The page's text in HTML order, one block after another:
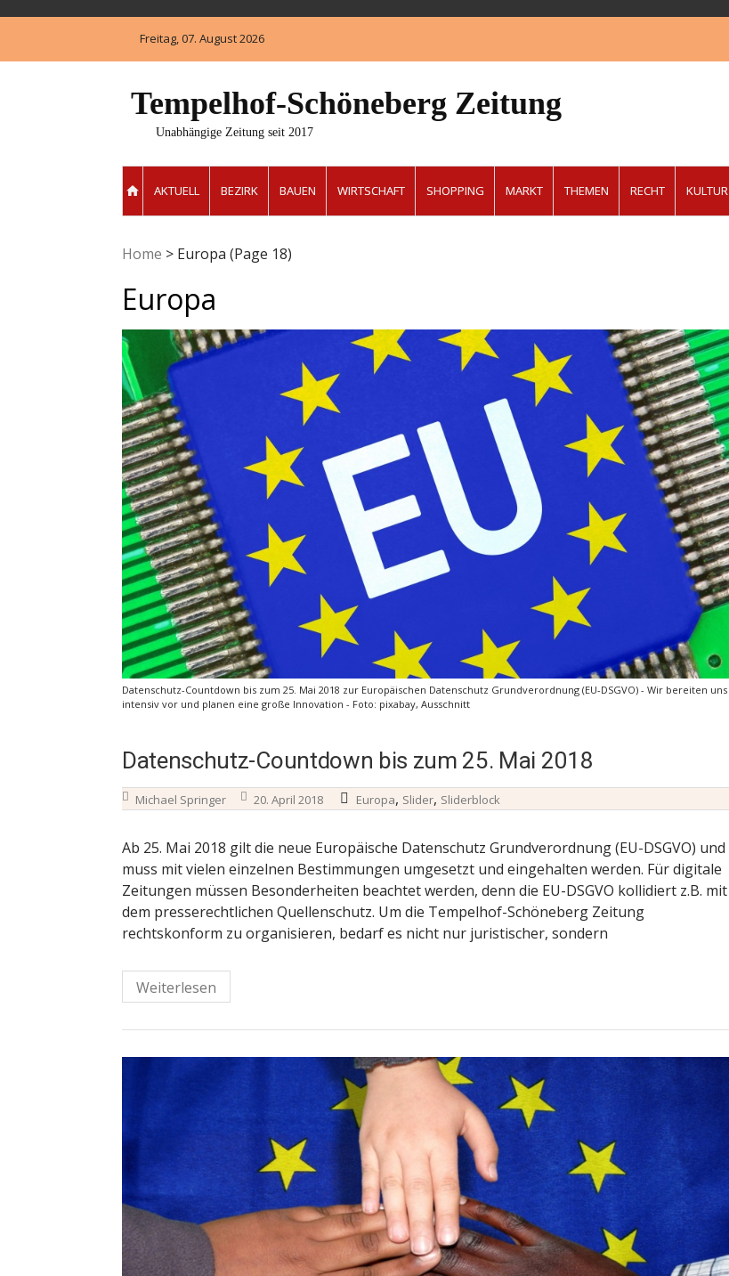
Freitag, 07. August 2026
Tempelhof-Schöneberg Zeitung
Unabhängige Zeitung seit 2017
AKTUELL BEZIRK BAUEN WIRTSCHAFT SHOPPING MARKT THEMEN RECHT KULTUR
Home > Europa (Page 18)
Europa
Datenschutz-Countdown bis zum 25. Mai 2018 zur Europäischen Datenschutz Grundverordnung (EU-DSGVO) - Wir bereiten uns
intensiv vor und planen eine große Innovation - Foto: pixabay, Ausschnitt
Datenschutz-Countdown bis zum 25. Mai 2018
Michael Springer 20. April 2018 Europa, Slider, Sliderblock
Ab 25. Mai 2018 gilt die neue Europäische Datenschutz Grundverordnung (EU-DSGVO) und
muss mit vielen einzelnen Bestimmungen umgesetzt und eingehalten werden. Für digitale
Zeitungen müssen Besonderheiten beachtet werden, denn die EU-DSGVO kollidiert z.B. mit
dem presserechtlichen Quellenschutz. Um die Tempelhof-Schöneberg Zeitung
rechtskonform zu organisieren, bedarf es nicht nur juristischer, sondern
Weiterlesen